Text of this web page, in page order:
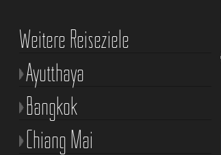
Weitere Reiseziele
Ayutthaya
Bangkok
Chiang Mai